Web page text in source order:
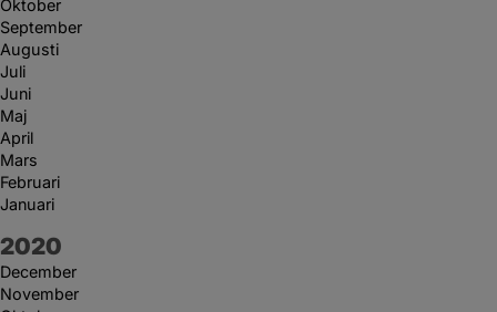
Oktober
September
Augusti
Juli
Juni
Maj
April
Mars
Februari
Januari
År:
2020
December
November